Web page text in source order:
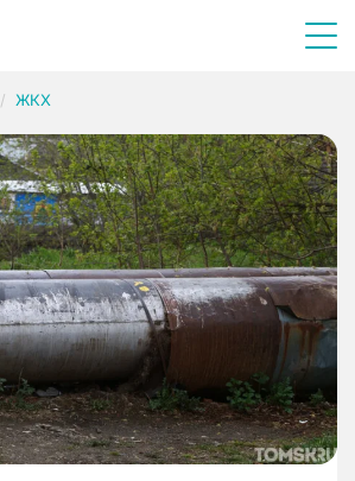
ЖКХ